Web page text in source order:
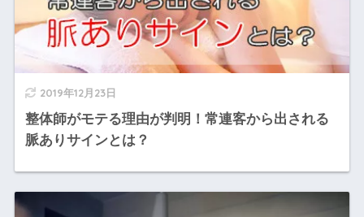
2019年12月23日
整体師がモテる理由が判明！常連客から出される
脈ありサインとは？